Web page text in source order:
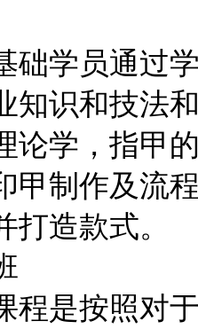
础学员通过
知识和技法
论学，指甲
甲制作及流
造款式。
程是按照对